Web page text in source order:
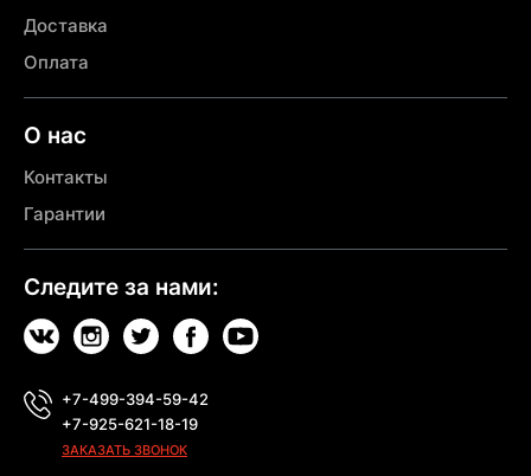
Доставка
Оплата
О нас
Контакты
Гарантии
Следите за нами:
+7-499-394-59-42
+7-925-621-18-19
ЗАКАЗАТЬ ЗВОНОК